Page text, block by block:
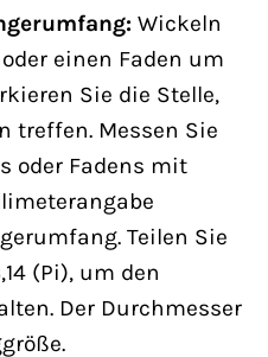
Wickeln
einen Faden um
Sie die Stelle,
treffen. Messen Sie
oder Fadens mit
Teilen Sie
(Pi), um den
Der Durchmesser